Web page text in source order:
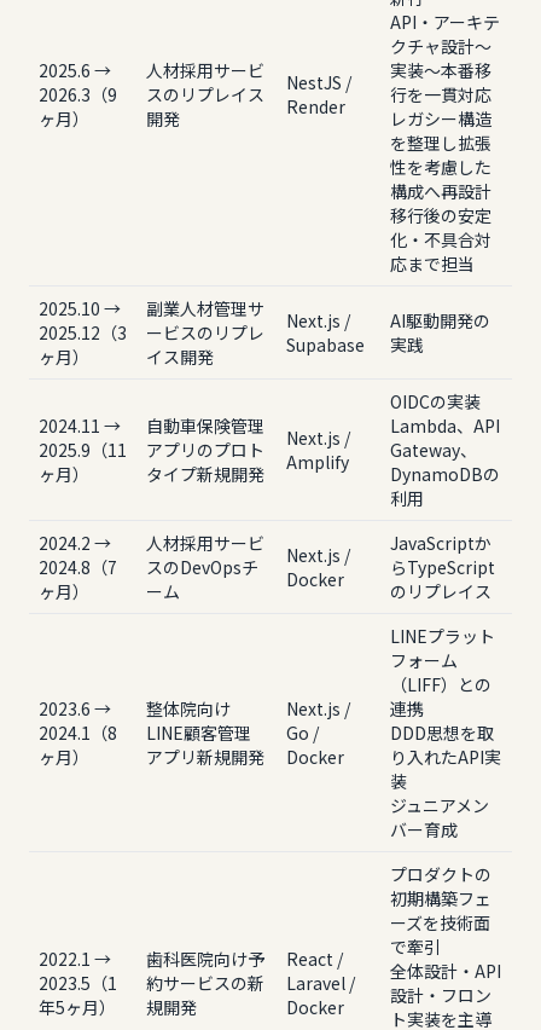
2025.6 →
2026.3（9
ヶ月）
人材採用サービ
スのリプレイス
開発
NestJS /
Render
API・アーキテ
クチャ設計〜
実装〜本番移
行を一貫対応
レガシー構造
を整理し拡張
性を考慮した
構成へ再設計
移行後の安定
化・不具合対
応まで担当
2025.10 →
2025.12（3
ヶ月）
副業人材管理サ
ービスのリプレ
イス開発
Next.js /
Supabase
AI駆動開発の
実践
2024.11 →
2025.9（11
ヶ月）
自動車保険管理
アプリのプロト
タイプ新規開発
Next.js /
Amplify
OIDCの実装
Lambda、API
Gateway、
DynamoDBの
利用
2024.2 →
2024.8（7
ヶ月）
人材採用サービ
スのDevOpsチ
ーム
Next.js /
Docker
JavaScriptか
らTypeScript
のリプレイス
2023.6 →
2024.1（8
ヶ月）
整体院向け
LINE顧客管理
アプリ新規開発
Next.js /
Go /
Docker
LINEプラット
フォーム
（LIFF）との
連携
DDD思想を取
り入れたAPI実
装
ジュニアメン
バー育成
2022.1 →
2023.5（1
年5ヶ月）
歯科医院向け予
約サービスの新
規開発
React /
Laravel /
Docker
プロダクトの
初期構築フェ
ーズを技術面
で牽引
全体設計・API
設計・フロン
ト実装を主導